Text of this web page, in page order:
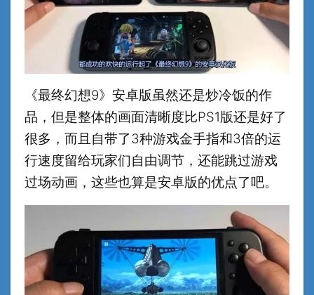
《最终幻想9》安卓版虽然还是炒冷饭的作
品，但是整体的画面清晰度比PS1版还是好了
很多，而且自带了3种游戏金手指和3倍的运
行速度留给玩家们自由调节，还能跳过游戏
过场动画，这些也算是安卓版的优点了吧。